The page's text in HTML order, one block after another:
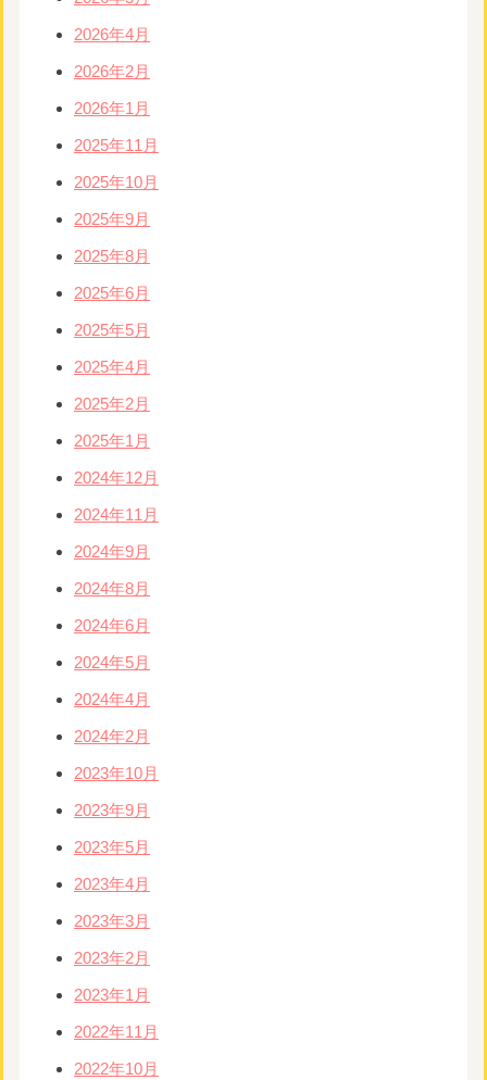
2026年4月
2026年2月
2026年1月
2025年11月
2025年10月
2025年9月
2025年8月
2025年6月
2025年5月
2025年4月
2025年2月
2025年1月
2024年12月
2024年11月
2024年9月
2024年8月
2024年6月
2024年5月
2024年4月
2024年2月
2023年10月
2023年9月
2023年5月
2023年4月
2023年3月
2023年2月
2023年1月
2022年11月
2022年10月